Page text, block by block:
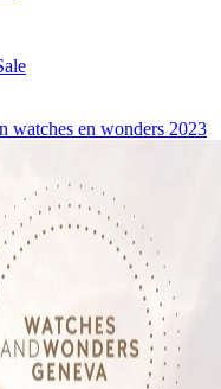
watches en wonders 2023